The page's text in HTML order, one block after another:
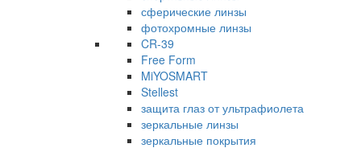
сферические линзы
фотохромные линзы
CR-39
Free Form
MiYOSMART
Stellest
защита глаз от ультрафиолета
зеркальные линзы
зеркальные покрытия